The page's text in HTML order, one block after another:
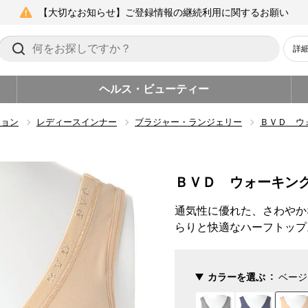
【大切なお知らせ】ご登録情報の継続利用に関するお願い
詳
ヘルス・ビューティー
ン レディースインナー ブラジャー・ランジェリー ＢＶＤ ウ
ＢＶＤ ウォーキン
通気性に優れた、さわや
らりと快適なハーフトッ
カラーを選ぶ ベー